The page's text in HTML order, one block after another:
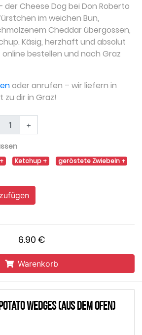
der Cheese Dog bei Don Roberto
im weichen Bun,
Cheddar übergossen,
Käsig, herzhaft und absolut
bestellen und nach Graz
oder anrufen – wir liefern in
zu dir in Graz!
+
Ketchup geröstete Zwiebeln
6.90 €
Warenkorb
Wedges (aus dem Ofen)